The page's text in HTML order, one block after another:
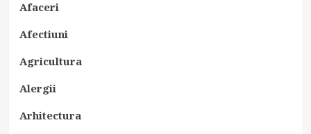
Afaceri
Afectiuni
Agricultura
Alergii
Arhitectura